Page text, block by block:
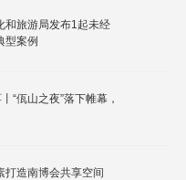
和旅游局发布1起未经
型案例
“佤山之夜”落下帷幕，
打造南博会共享空间